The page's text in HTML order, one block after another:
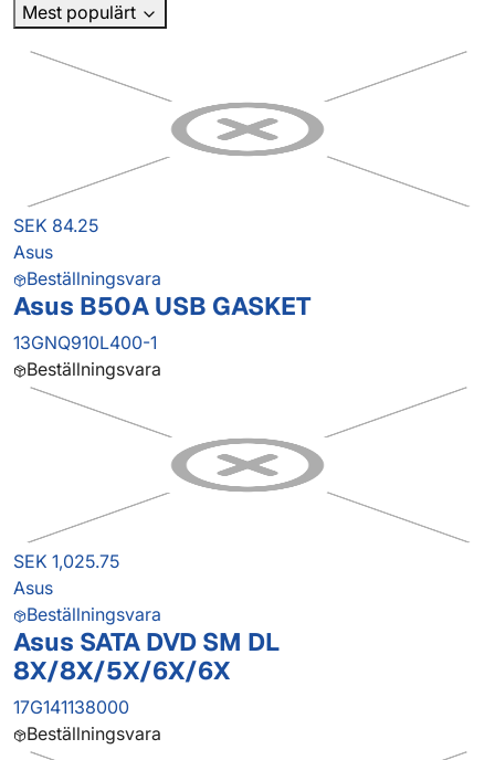
Mest populärt
SEK 84.25
Asus
Beställningsvara
Asus B50A USB GASKET
13GNQ910L400-1
Beställningsvara
SEK 1,025.75
Asus
Beställningsvara
Asus SATA DVD SM DL
8X/8X/5X/6X/6X
17G141138000
Beställningsvara